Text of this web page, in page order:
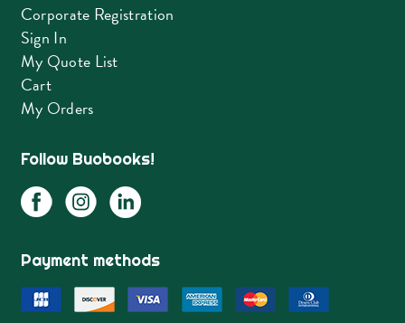
Corporate Registration
Sign In
My Quote List
Cart
My Orders
Follow Buobooks!
Payment methods